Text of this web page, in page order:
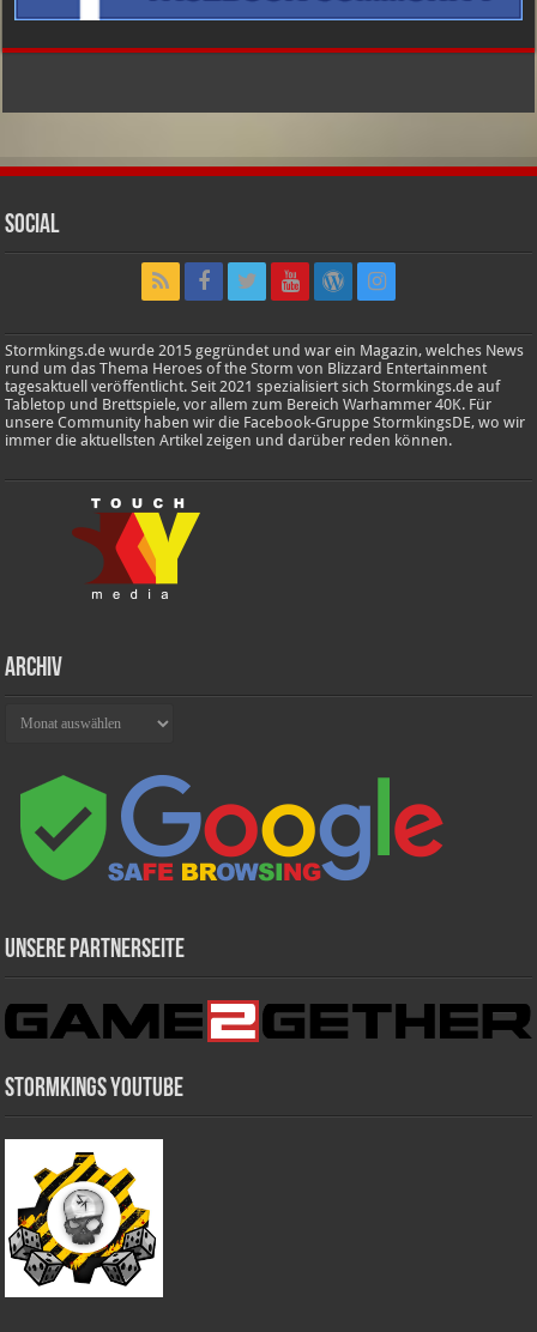
Social
Stormkings.de wurde 2015 gegründet und war ein Magazin, welches News
rund um das Thema Heroes of the Storm von Blizzard Entertainment
tagesaktuell veröffentlicht. Seit 2021 spezialisiert sich Stormkings.de auf
Tabletop und Brettspiele, vor allem zum Bereich Warhammer 40K. Für
unsere Community haben wir die Facebook-Gruppe StormkingsDE, wo wir
immer die aktuellsten Artikel zeigen und darüber reden können.
Archiv
Unsere Partnerseite
Stormkings Youtube